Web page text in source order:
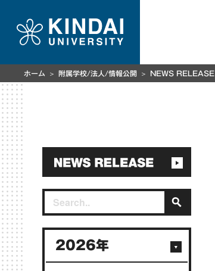
ホーム 附属学校/法人/情報公開 NEWS RELEASE
2026年